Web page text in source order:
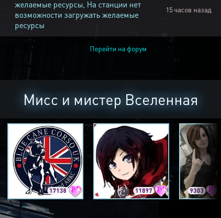
желаемые ресурсы, На станции нет
возможности загружать желаемые
ресурсы
15 часов назад
Перейти на форум
Мисс и мистер Вселенная
17138 11897 9303